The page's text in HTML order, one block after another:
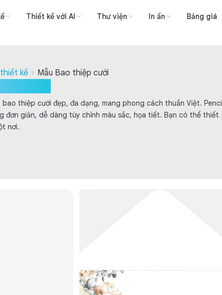
Thiết kế với AI Thư viện In ấn Bảng giá
kế Mẫu Bao thiệp cưới
bao thiệp cưới đẹp, đa dạng, mang phong cách thuần Việt. Penci
đơn giản, dễ dàng tùy chỉnh màu sắc, họa tiết. Bạn có thể thiết
nơi.